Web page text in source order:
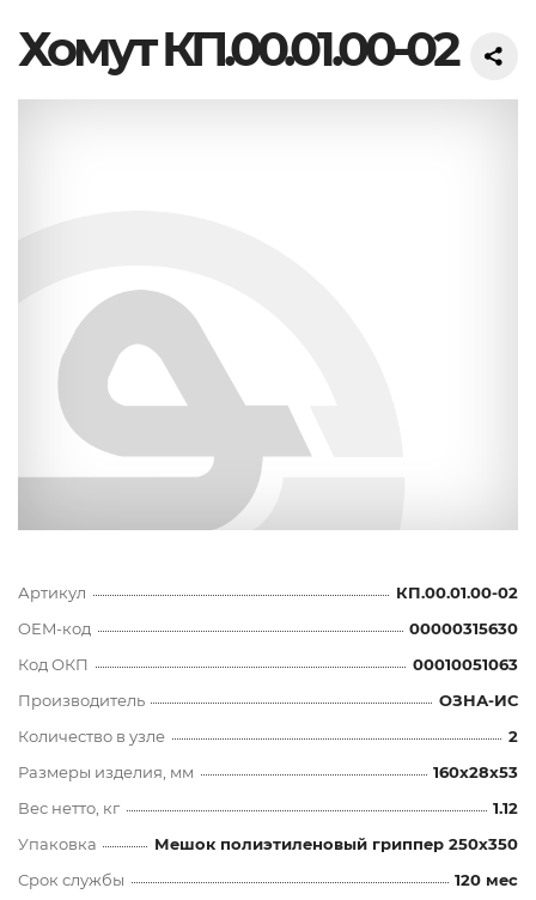
Хомут КП.00.01.00-02
Артикул
КП.00.01.00-02
OEM-код
00000315630
Код ОКП
00010051063
Производитель
ОЗНА-ИС
Количество в узле
2
Размеры изделия, мм
160x28x53
Вес нетто, кг
1.12
Упаковка
Мешок полиэтиленовый гриппер 250х350
Срок службы
120 мес